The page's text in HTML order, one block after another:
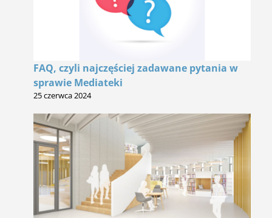
FAQ, czyli najczęściej zadawane pytania w
sprawie Mediateki
25 czerwca 2024